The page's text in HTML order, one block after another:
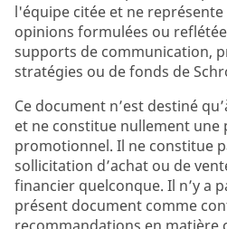
l'équipe citée et ne
opinions formulées ou
supports de communication,
stratégies ou de fonds de
Ce document n’est destiné
et ne constitue nullement une
promotionnel. Il ne constitue
sollicitation d’achat ou de
financier quelconque. Il n’y a
présent document comme